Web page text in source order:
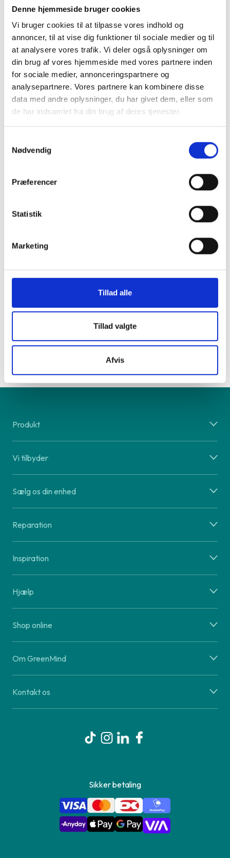
Denne hjemmeside bruger cookies
Vi bruger cookies til at tilpasse vores indhold og
annoncer, til at vise dig funktioner til sociale medier og til
at analysere vores trafik. Vi deler også oplysninger om
din brug af vores hjemmeside med vores partnere inden
for sociale medier, annonceringspartnere og
analysepartnere. Vores partnere kan kombinere disse
data med andre oplysninger, du har givet dem, eller som
de har indsamlet fra din brug af deres tjenester.
Nødvendig
Præferencer
Statistik
Marketing
Tillad alle
Tillad valgte
Afvis
Kom og besøg os
mange butikker i
hele Danmark
Find din lokale forretningher
Produkt
Vi tilbyder
Sælg os din enhed
Reparation
Inspiration
Hjælp
Shop online
Om GreenMind
Kontakt os
Sikker betaling